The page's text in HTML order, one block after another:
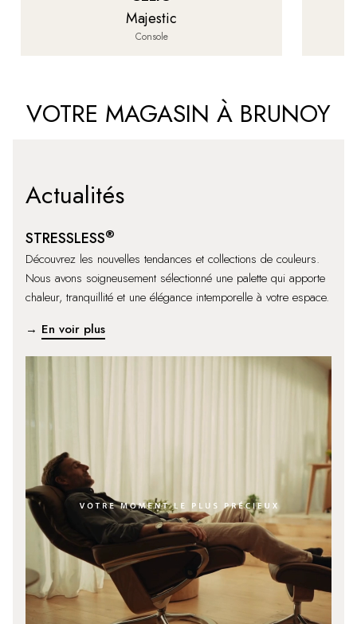
Majestic
Console
VOTRE MAGASIN À BRUNOY
Actualités
STRESSLESS®
Découvrez les nouvelles tendances et collections de couleurs.
Nous avons soigneusement sélectionné une palette qui apporte
chaleur, tranquillité et une élégance intemporelle à votre espace.
→ En voir plus